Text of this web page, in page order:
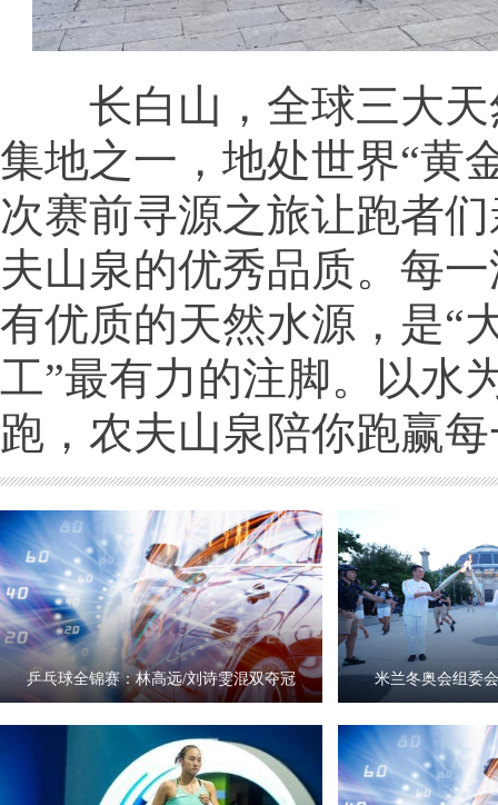
长白山，全球三大天
集地之一，地处世界“黄
次赛前寻源之旅让跑者
夫山泉的优秀品质。每
有优质的天然水源，是“
工”最有力的注脚。以水
跑，农夫山泉陪你跑赢
乒乓球全锦赛：林高远/刘诗雯混双夺冠 米兰冬奥会组委